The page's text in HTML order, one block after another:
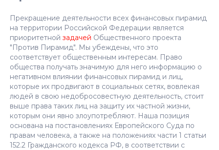
Прекращение деятельности всех финансовых пирамид
на территории Российской Федерации является
приоритетной задачей Общественного проекта
"Против Пирамид". Мы убеждены, что это
соответствует общественным интересам. Право
общества получать значимую для него информацию о
негативном влиянии финансовых пирамид и лиц,
которые их продвигают в социальных сетях, вовлекая
людей в свою недобросовестную деятельность, стоит
выше права таких лиц на защиту их частной жизни,
которым они явно злоупотребляют. Наша позиция
основана на постановлениях Европейского Суда по
правам человека, а также на положениях части 1 статьи
152.2 Гражданского кодекса РФ, в соответствии с